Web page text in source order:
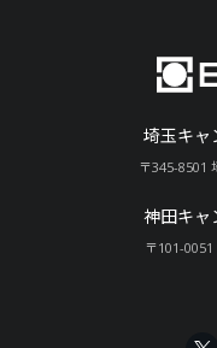
埼玉キャ
〒345-8501
神田キャ
〒101-